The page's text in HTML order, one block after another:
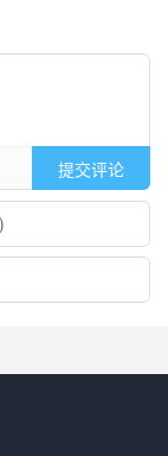
提交评论